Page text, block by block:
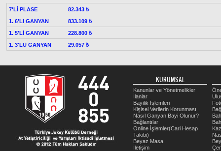
7'Lİ PLASE
82.343 ₺
1. 6'LI GANYAN
833.109 ₺
1. 5'Lİ GANYAN
228.800 ₺
1. 3'LÜ GANYAN
29.057 ₺
KURUMSAL
Kanunlar ve Yönetmelikler
İlanlar
Bayilik İşlemleri
Kişisel Verilerin Korunması
Nasıl Ganyan Bayi Olunur?
Bağlantılar
Online İşlemler(Cari Hesap
Takibi)
Beyaz Masa
İletişim